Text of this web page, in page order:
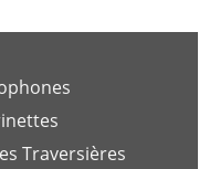
Traversières